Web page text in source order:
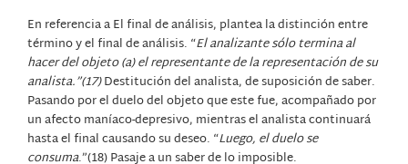
En referencia a El final de análisis, plantea la distinción entre
término y el final de análisis. “El analizante sólo termina al
hacer del objeto (a) el representante de la representación de su
analista.”(17)Destitución del analista, de suposición de saber.
Pasando por el duelo del objeto que este fue, acompañado por
un afecto maníaco-depresivo, mientras el analista continuará
hasta el final causando su deseo. “Luego, el duelo se
consuma.”(18) Pasaje a un saber de lo imposible.